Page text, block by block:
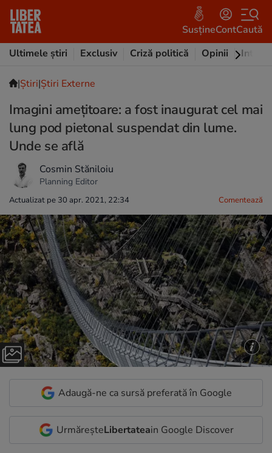
SusțineContCaută
Ultimele știri
Exclusiv Criză politică Opinii
|Ştiri|Știri Externe
Imagini amețitoare: a fost inaugurat cel mai
lung pod pietonal suspendat din lume.
Unde se află
Cosmin Stăniloiu
Planning Editor
Actualizat pe 30 apr. 2021, 22:34 Comentează
Adaugă-ne ca sursă preferată în Google
UrmăreșteLibertateain Google Discover